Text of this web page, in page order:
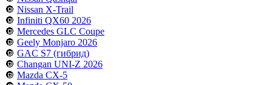
🔘 Nissan X-Trail
🔘 Infiniti QX60 2026
🔘 Mercedes GLC Coupe
🔘 Geely Monjaro 2026
🔘 GAC S7 (гибрид)
🔘 Changan UNI-Z 2026
🔘 Mazda CX-5